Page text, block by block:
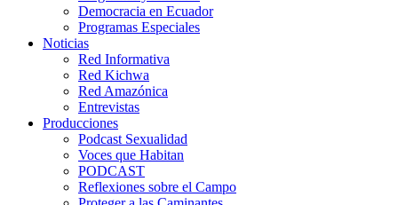
Democracia en Ecuador
Programas Especiales
Noticias
Red Informativa
Red Kichwa
Red Amazónica
Entrevistas
Producciones
Podcast Sexualidad
Voces que Habitan
PODCAST
Reflexiones sobre el Campo